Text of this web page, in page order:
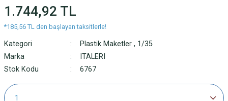
1.744,92 TL
*185,56 TL den başlayan taksitlerle!
Kategori Plastik Maketler , 1/35
Marka
ITALERI
Stok Kodu
6767